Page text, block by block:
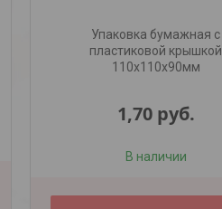
Упаковка бумажная с
пластиковой крышкой
110х110х90мм
1,70 руб.
В наличии